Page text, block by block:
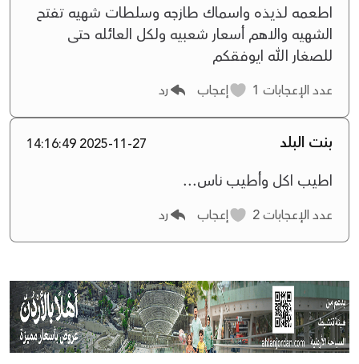
اطعمه لذيذه واسماك طازجه وسلطات شهيه تفتح
الشهيه والاهم أسعار شعبيه ولكل العائله حتى
للصغار الله ايوفقكم
عدد الإعجابات إعجاب رد
بنت البلد 2025-11-27 14:16:49
اطيب اكل وأطيب ناس...
عدد الإعجابات إعجاب رد